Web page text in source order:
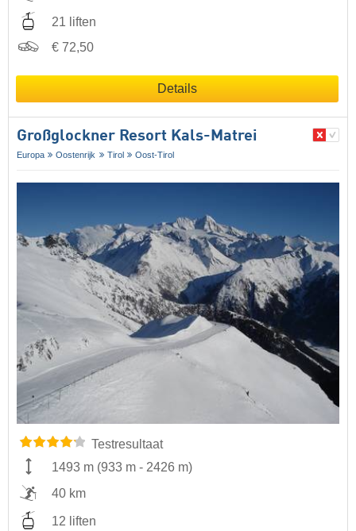
21 liften
€ 72,50
Details
Großglockner Resort Kals-Matrei
Europa Oostenrijk Tirol Oost-Tirol
Testresultaat
1493 m (933 m - 2426 m)
40 km
12 liften